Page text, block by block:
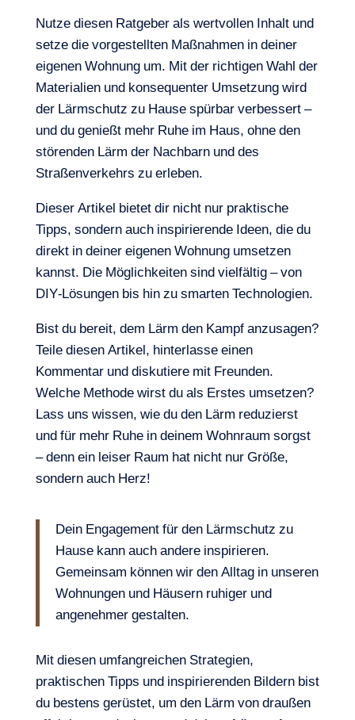
Nutze diesen Ratgeber als wertvollen Inhalt und
setze die vorgestellten Maßnahmen in deiner
eigenen Wohnung um. Mit der richtigen Wahl der
Materialien und konsequenter Umsetzung wird
der Lärmschutz zu Hause spürbar verbessert –
und du genießt mehr Ruhe im Haus, ohne den
störenden Lärm der Nachbarn und des
Straßenverkehrs zu erleben.
Dieser Artikel bietet dir nicht nur praktische
Tipps, sondern auch inspirierende Ideen, die du
direkt in deiner eigenen Wohnung umsetzen
kannst. Die Möglichkeiten sind vielfältig – von
DIY-Lösungen bis hin zu smarten Technologien.
Bist du bereit, dem Lärm den Kampf anzusagen?
Teile diesen Artikel, hinterlasse einen
Kommentar und diskutiere mit Freunden.
Welche Methode wirst du als Erstes umsetzen?
Lass uns wissen, wie du den Lärm reduzierst
und für mehr Ruhe in deinem Wohnraum sorgst
– denn ein leiser Raum hat nicht nur Größe,
sondern auch Herz!
Dein Engagement für den Lärmschutz zu
Hause kann auch andere inspirieren.
Gemeinsam können wir den Alltag in unseren
Wohnungen und Häusern ruhiger und
angenehmer gestalten.
Mit diesen umfangreichen Strategien,
praktischen Tipps und inspirierenden Bildern bist
du bestens gerüstet, um den Lärm von draußen